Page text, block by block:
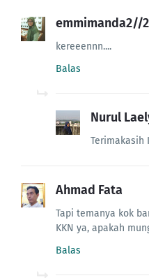
emmimanda2//
kereeennn....
Balas
Nurul
Terimakasih
Ahmad Fata
Tapi temanya kok
KKN ya, apakah
Balas